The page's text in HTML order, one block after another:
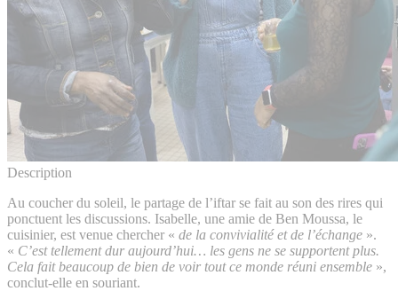
Description
Au coucher du soleil, le partage de l’iftar se fait au son des rires qui
ponctuent les discussions. Isabelle, une amie de Ben Moussa, le
cuisinier, est venue chercher « de la convivialité et de l’échange ».
« C’est tellement dur aujourd’hui… les gens ne se supportent plus.
Cela fait beaucoup de bien de voir tout ce monde réuni ensemble »,
conclut-elle en souriant.